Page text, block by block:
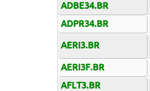
ADBE34.BR
ADPR34.BR
AERI3.BR
AERI3F.BR
AFLT3.BR